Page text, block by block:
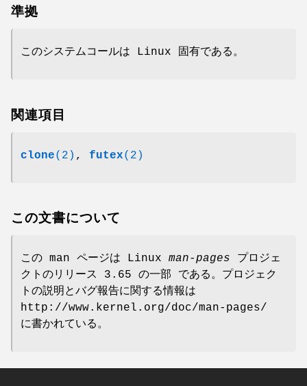
準拠
このシステムコールは Linux 固有である。
関連項目
clone(2) , futex(2)
この文書について
この man ページは Linux man-pages プロジェ
クトのリリース 3.65 の一部 である。プロジェク
トの説明とバグ報告に関する情報は
http://www.kernel.org/doc/man-pages/
に書かれている。